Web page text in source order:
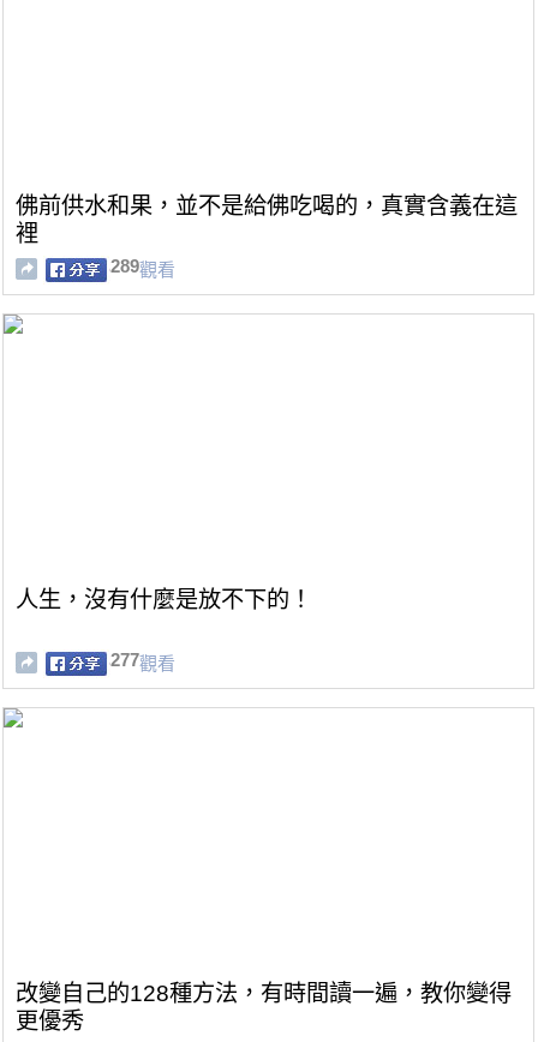
佛前供水和果，並不是給佛吃喝的，真實含義在這
裡
289觀看
人生，沒有什麼是放不下的！
277觀看
改變自己的128種方法，有時間讀一遍，教你變得
更優秀